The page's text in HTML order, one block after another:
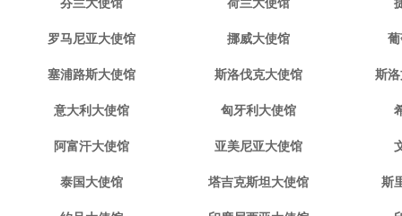
罗马尼亚大使馆 挪威大使馆
塞浦路斯大使馆 斯洛伐克大使馆 斯
意大利大使馆 匈牙利大使馆
阿富汗大使馆 亚美尼亚大使馆
泰国大使馆 塔吉克斯坦大使馆 斯